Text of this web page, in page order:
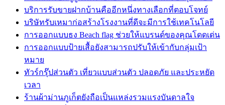
บริการรับขายฝากบ้านคืออีกหนึ่งทางเลือกที่ตอบโจทย์
บริษัทรับเหมาก่อสร้างโรงงานที่ดีจะมีการใช้เทคโนโลยี
การออกแบบธง Beach flag ช่วยให้แบรนด์ของคุณโดดเด่น
การออกแบบป้ายเสื้อยังสามารถปรับให้เข้ากับกลุ่มเป้า
หมาย
ทัวร์กรุ๊ปส่วนตัว เที่ยวแบบส่วนตัว ปลอดภัย และประหยัด
เวลา
ร้านผ้าม่านภูเก็ตยังถือเป็นแหล่งรวมแรงบันดาลใจ